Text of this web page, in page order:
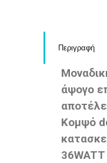
Περιγραφή
άψογο
Κομψό